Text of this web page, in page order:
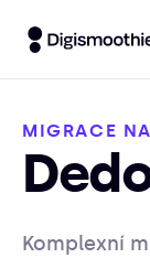
MIGRACE
Komplexní